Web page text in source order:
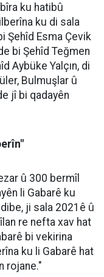
ku hatibû
ku di sala
Şehîd Esma Çevik
bi Şehîd Teğmen
Aybüke Yalçın, di
Bulmuşlar û
jî bi qadayên
û 300 bermîl
li Gabarê ku
ji sala 2021ê û
re nefta xav hat
bi vekirina
ku li Gabarê hat
rojane."